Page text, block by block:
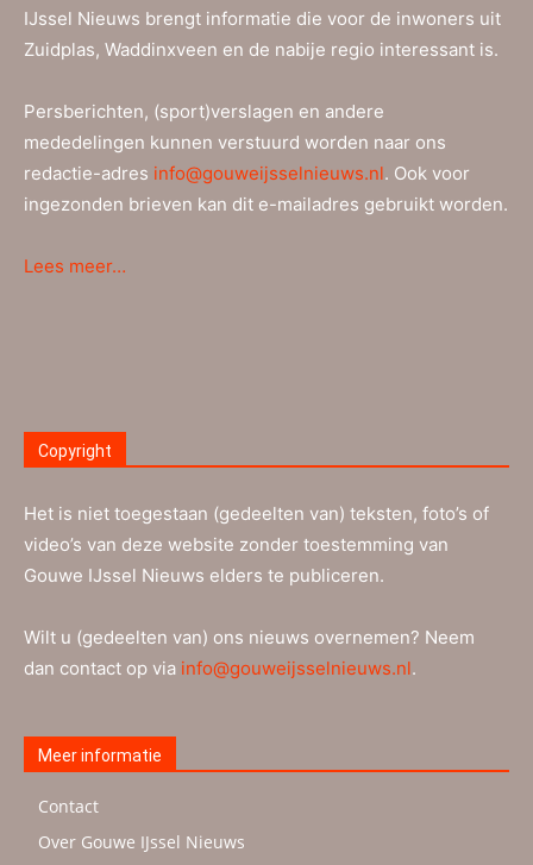
IJssel Nieuws brengt informatie die voor de inwoners uit
Zuidplas, Waddinxveen en de nabije regio interessant is.
Persberichten, (sport)verslagen en andere
mededelingen kunnen verstuurd worden naar ons
redactie-adres info@gouweijsselnieuws.nl. Ook voor
ingezonden brieven kan dit e-mailadres gebruikt worden.
Lees meer…
Copyright
Het is niet toegestaan (gedeelten van) teksten, foto’s of
video’s van deze website zonder toestemming van
Gouwe IJssel Nieuws elders te publiceren.
Wilt u (gedeelten van) ons nieuws overnemen? Neem
dan contact op via info@gouweijsselnieuws.nl.
Meer informatie
Contact
Over Gouwe IJssel Nieuws